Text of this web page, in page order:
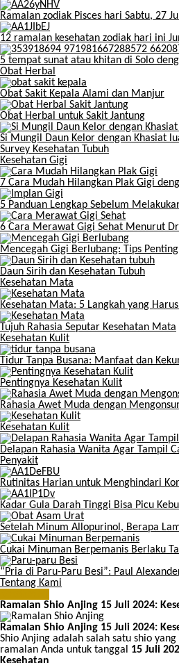
Ramalan zodiak Pisces hari Sabtu, 27
12 ramalan kesehatan zodiak hari ini
5 tempat sunat atau khitan di Solo
Obat Herbal
Obat Sakit Kepala Alami dan Manjur
Obat Herbal untuk Sakit Jantung
Si Mungil Daun Kelor dengan Khasiat
Survey Kesehatan Tubuh
Kesehatan Gigi
7 Cara Mudah Hilangkan Plak Gigi
5 Panduan Lengkap Sebelum
6 Cara Merawat Gigi Sehat Menurut
Mencegah Gigi Berlubang: Tips
Daun Sirih dan Kesehatan Tubuh
Kesehatan Mata
Kesehatan Mata: 5 Langkah yang
Tujuh Rahasia Seputar Kesehatan Mata
Kesehatan Kulit
Tidur Tanpa Busana: Manfaat dan
Pentingnya Kesehatan Kulit
Rahasia Awet Muda dengan
Kesehatan Kulit
Delapan Rahasia Wanita Agar Tampil
Penyakit
Rutinitas Harian untuk Menghindari
Kadar Gula Darah Tinggi Bisa Picu
Setelah Minum Allopurinol, Berapa
Cukai Minuman Berpemanis Berlaku
“Pria di Paru-Paru Besi”: Paul
Tentang Kami
Ramalan Shio Anjing 15 Juli 2024:
Ramalan Shio Anjing 15 Juli 2024:
Shio Anjing adalah salah satu shio
ramalan Anda untuk tanggal 15 Juli